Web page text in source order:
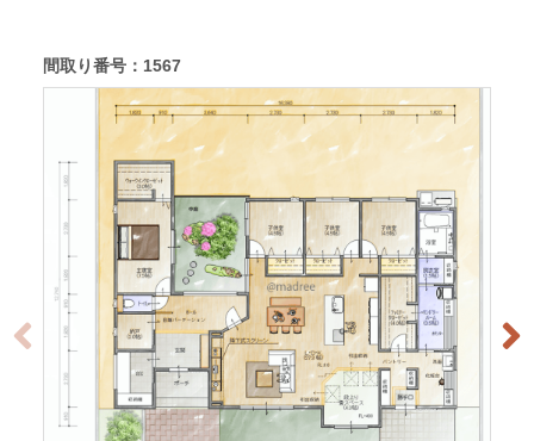
間取り番号：1567